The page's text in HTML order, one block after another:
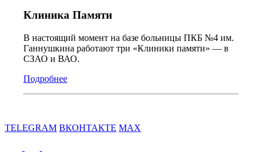
Клиника Памяти
В настоящий момент на базе больницы ПКБ №4 им.
Ганнушкина работают три «Клиники памяти» — в
СЗАО и ВАО.
Подробнее
TELEGRAM ВКОНТАКТЕ MAX